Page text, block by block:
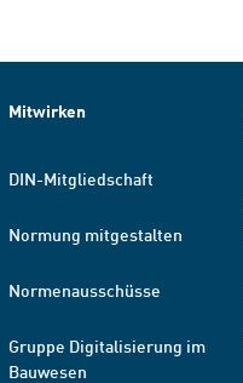
Mitwirken
DIN-Mitgliedschaft
Normung mitgestalten
Normenausschüsse
Gruppe Digitalisierung im
Bauwesen